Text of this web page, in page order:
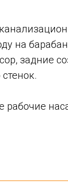
на
задние
рабочие